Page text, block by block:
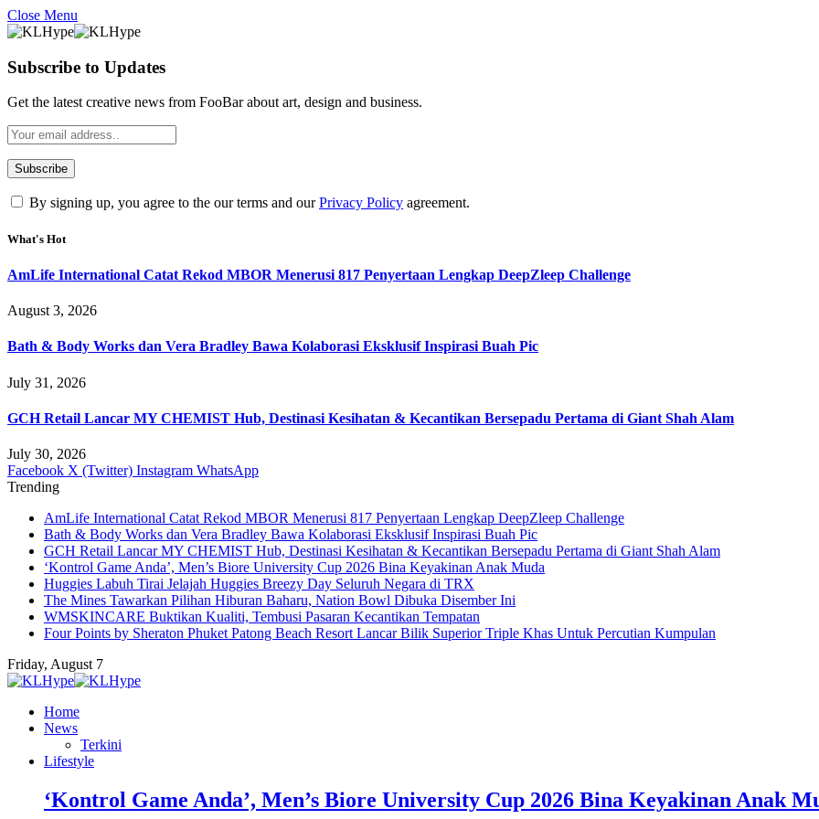
Close Menu
Subscribe to Updates
Get the latest creative news from FooBar about art, design and business.
By signing up, you agree to the our terms and ourPrivacy Policy agreement.
What's Hot
AmLife International Catat Rekod MBOR Menerusi 817 Penyertaan Lengkap DeepZleep Challenge
August 3, 2026
Bath & Body Works dan Vera Bradley Bawa Kolaborasi Eksklusif Inspirasi Buah Pic
July 31, 2026
GCH Retail Lancar MY CHEMIST Hub, Destinasi Kesihatan & Kecantikan Bersepadu Pertama di Giant Shah Alam
July 30, 2026
Facebook X (Twitter) Instagram WhatsApp
Trending
AmLife International Catat Rekod MBOR Menerusi 817 Penyertaan Lengkap DeepZleep Challenge
Bath & Body Works dan Vera Bradley Bawa Kolaborasi Eksklusif Inspirasi Buah Pic
GCH Retail Lancar MY CHEMIST Hub, Destinasi Kesihatan & Kecantikan Bersepadu Pertama di Giant Shah Alam
‘Kontrol Game Anda’, Men’s Biore University Cup 2026 Bina Keyakinan Anak Muda
Huggies Labuh Tirai Jelajah Huggies Breezy Day Seluruh Negara di TRX
The Mines Tawarkan Pilihan Hiburan Baharu, Nation Bowl Dibuka Disember Ini
WMSKINCARE Buktikan Kualiti, Tembusi Pasaran Kecantikan Tempatan
Four Points by Sheraton Phuket Patong Beach Resort Lancar Bilik Superior Triple Khas Untuk Percutian Kumpulan
Friday, August 7
Home
News
Terkini
Lifestyle
‘Kontrol Game Anda’, Men’s Biore University Cup 2026 Bina Keyakinan Anak